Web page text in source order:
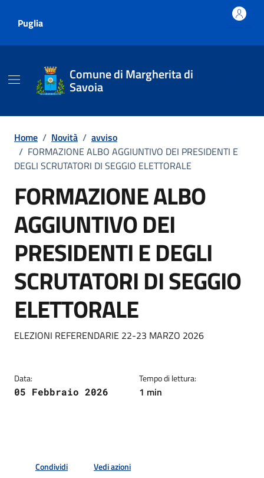
Puglia
Comune di Margherita di
Savoia
Home / Novità / avviso
/ FORMAZIONE ALBO AGGIUNTIVO DEI PRESIDENTI E
DEGLI SCRUTATORI DI SEGGIO ELETTORALE
FORMAZIONE ALBO
AGGIUNTIVO DEI
PRESIDENTI E DEGLI
SCRUTATORI DI SEGGIO
ELETTORALE
Dettagli della notizia
ELEZIONI REFERENDARIE 22-23 MARZO 2026
Data:
05 Febbraio 2026
Tempo di lettura:
1 min
Condividi Vedi azioni